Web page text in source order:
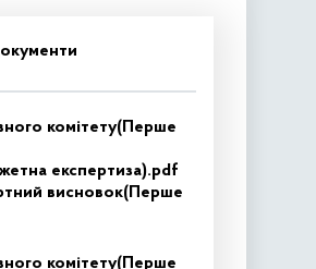
комітету(Перше
експертиза).pdf
висновок(Перше
комітету(Перше